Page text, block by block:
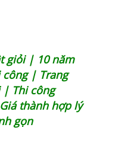
giỏi | 10 năm
công | Trang
| Thi công
Giá thành hợp lý
gọn